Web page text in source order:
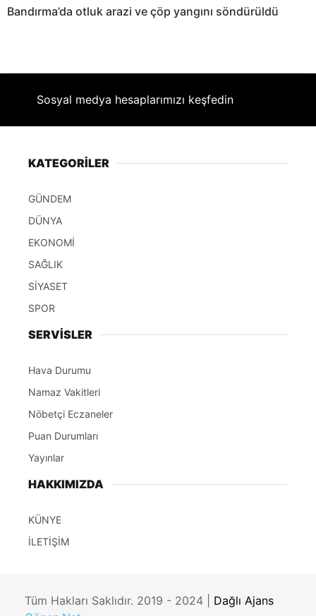
Bandırma’da otluk arazi ve çöp yangını söndürüldü
Sosyal medya hesaplarımızı keşfedin
KATEGORİLER
GÜNDEM
DÜNYA
EKONOMİ
SAĞLIK
SİYASET
SPOR
SERVİSLER
Hava Durumu
Namaz Vakitleri
Nöbetçi Eczaneler
Puan Durumları
Yayınlar
HAKKIMIZDA
KÜNYE
İLETİŞİM
Tüm Hakları Saklıdır. 2019 - 2024 | Dağlı Ajans